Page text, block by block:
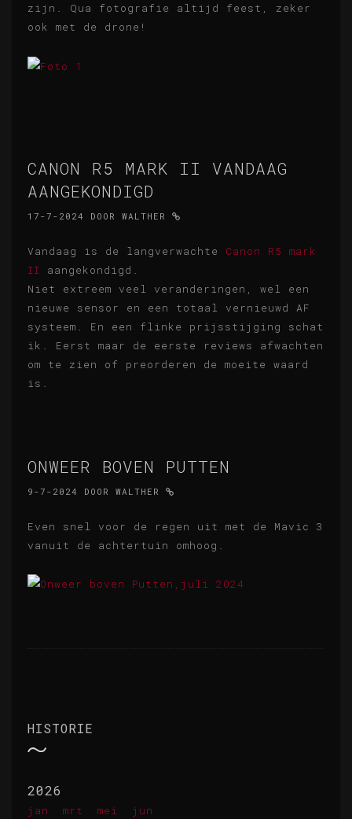
zijn. Qua fotografie altijd feest, zeker
ook met de drone!
CANON R5 MARK II VANDAAG
AANGEKONDIGD
17-7-2024 DOOR WALTHER
Vandaag is de langverwachte Canon R5 mark
II
aangekondigd.
Niet extreem veel veranderingen, wel een
nieuwe sensor en een totaal vernieuwd AF
systeem. En een flinke prijsstijging schat
ik. Eerst maar de eerste reviews afwachten
om te zien of preorderen de moeite waard
is.
ONWEER BOVEN PUTTEN
9-7-2024 DOOR WALTHER
Even snel voor de regen uit met de Mavic 3
vanuit de achtertuin omhoog.
HISTORIE
2026
jan mrt mei jun